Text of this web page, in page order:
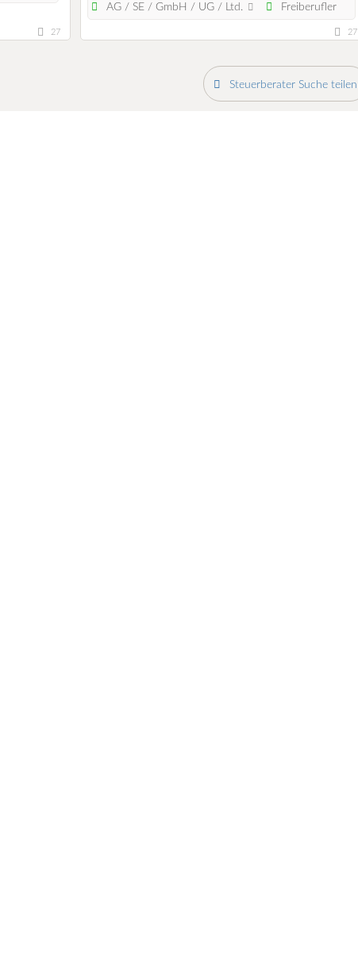
27
AG / SE / GmbH / UG / Ltd.
Freiberufler
27
Steuerberater Suche teilen